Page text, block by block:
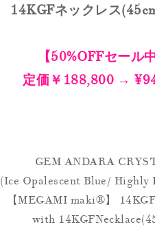
14KGFネックレス
【50%OFFセール中
定価￥188,800 →
GEM ANDARA
(Ice Opalescent Blue/ Highly
【MEGAMI maki®︎】
with